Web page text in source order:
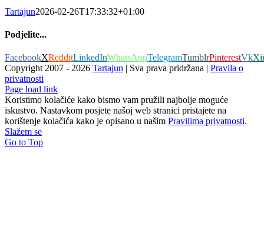
Tartajun2026-02-26T17:33:32+01:00
Podjelite...
FacebookXRedditLinkedInWhatsAppTelegramTumblrPinterestVk
Copyright 2007 - 2026 Tartajun | Sva prava pridržana | Pravila o
privatnosti
Page load link
Koristimo kolačiće kako bismo vam pružili najbolje moguće
iskustvo. Nastavkom posjete našoj web stranici pristajete na
korištenje kolačića kako je opisano u našim Pravilima privatnosti.
Slažem se
Go to Top